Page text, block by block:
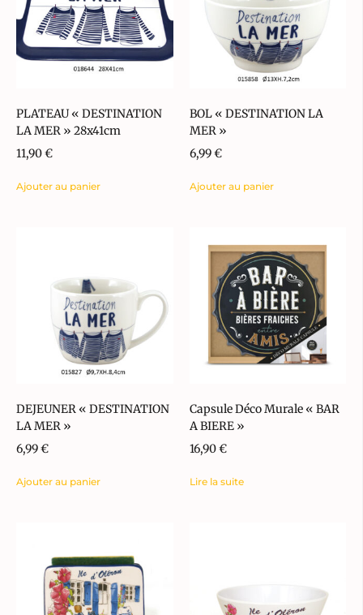
PLATEAU « DESTINATION
LA MER » 28x41cm
11,90€
Ajouter au panier
BOL « DESTINATION LA
MER »
6,99€
Ajouter au panier
DEJEUNER « DESTINATION
LA MER »
6,99€
Ajouter au panier
Capsule Déco Murale « BAR
A BIERE »
16,90€
Lire la suite